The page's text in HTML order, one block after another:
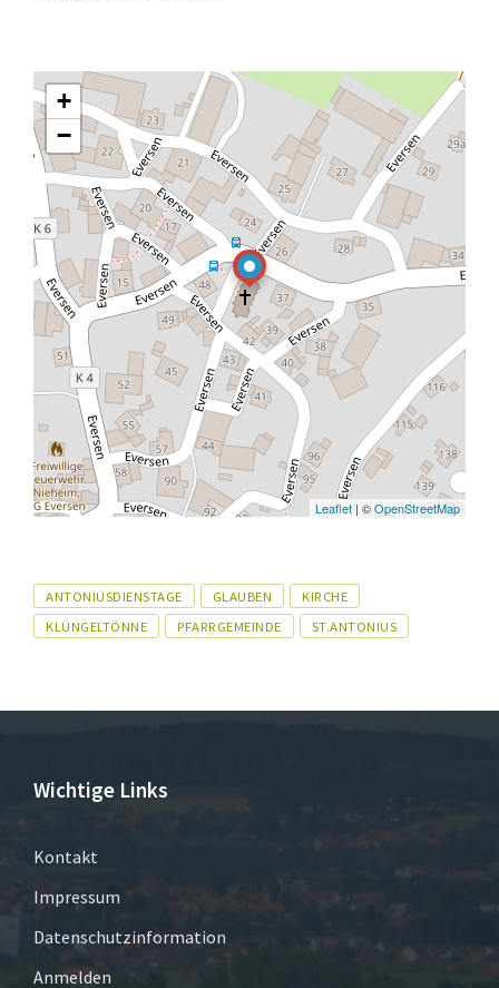
+
−
Leaflet | ©OpenStreetMap
Tags
ANTONIUSDIENSTAGE GLAUBEN
KIRCHE
KLÜNGELTÖNNE
PFARRGEMEINDE ST.ANTONIUS
Wichtige Links
Kontakt
Impressum
Datenschutzinformation
Anmelden